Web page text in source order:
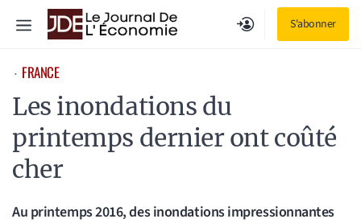
S'abonner
Menu
⋅ FRANCE
Les inondations du
printemps dernier ont coûté
cher
Au printemps 2016, des inondations impressionnantes